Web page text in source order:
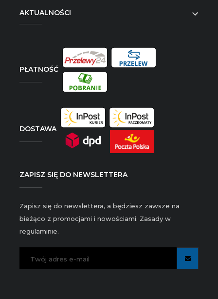
AKTUALNOŚCI 
PŁATNOŚĆ
DOSTAWA
ZAPISZ SIĘ DO NEWSLETTERA
Zapisz się do newslettera, a będziesz zawsze na
bieżąco z promocjami i nowościami. Zasady w
regulaminie.